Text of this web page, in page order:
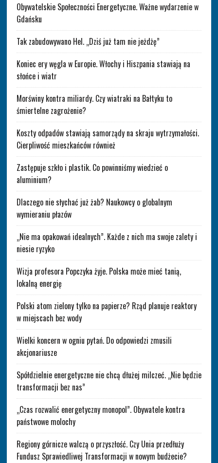
Obywatelskie Społeczności Energetyczne. Ważne wydarzenie w
Gdańsku
Tak zabudowywano Hel. „Dziś już tam nie jeżdżę”
Koniec ery węgla w Europie. Włochy i Hiszpania stawiają na
słońce i wiatr
Morświny kontra miliardy. Czy wiatraki na Bałtyku to
śmiertelne zagrożenie?
Koszty odpadów stawiają samorządy na skraju wytrzymałości.
Cierpliwość mieszkańców również
Zastępuje szkło i plastik. Co powinniśmy wiedzieć o
aluminium?
Dlaczego nie słychać już żab? Naukowcy o globalnym
wymieraniu płazów
„Nie ma opakowań idealnych”. Każde z nich ma swoje zalety i
niesie ryzyko
Wizja profesora Popczyka żyje. Polska może mieć tanią,
lokalną energię
Polski atom zielony tylko na papierze? Rząd planuje reaktory
w miejscach bez wody
Wielki koncern w ogniu pytań. Do odpowiedzi zmusili
akcjonariusze
Spółdzielnie energetyczne nie chcą dłużej milczeć. „Nie będzie
transformacji bez nas”
„Czas rozwalić energetyczny monopol”. Obywatele kontra
państwowe molochy
Regiony górnicze walczą o przyszłość. Czy Unia przedłuży
Fundusz Sprawiedliwej Transformacji w nowym budżecie?